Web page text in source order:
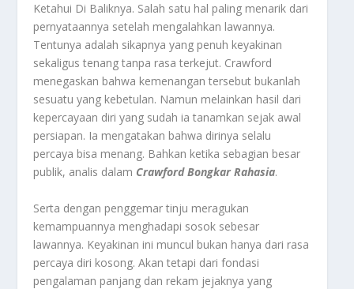
Ketahui Di Baliknya. Salah satu hal paling menarik dari
pernyataannya setelah mengalahkan lawannya.
Tentunya adalah sikapnya yang penuh keyakinan
sekaligus tenang tanpa rasa terkejut. Crawford
menegaskan bahwa kemenangan tersebut bukanlah
sesuatu yang kebetulan. Namun melainkan hasil dari
kepercayaan diri yang sudah ia tanamkan sejak awal
persiapan. Ia mengatakan bahwa dirinya selalu
percaya bisa menang. Bahkan ketika sebagian besar
publik, analis dalam Crawford Bongkar Rahasia.
Serta dengan penggemar tinju meragukan
kemampuannya menghadapi sosok sebesar
lawannya. Keyakinan ini muncul bukan hanya dari rasa
percaya diri kosong. Akan tetapi dari fondasi
pengalaman panjang dan rekam jejaknya yang